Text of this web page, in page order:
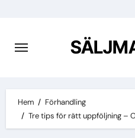
innehåll
Hem
Förhandling
Tre tips för rätt uppföljning –